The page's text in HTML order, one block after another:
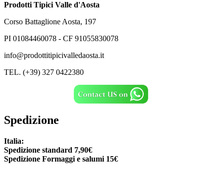
Prodotti Tipici Valle d'Aosta
Corso Battaglione Aosta, 197
PI 01084460078 - CF 91055830078
info@prodottitipicivalledaosta.it
TEL. (+39) 327 0422380
Spedizione
Italia:
Spedizione standard 7,90€
Spedizione Formaggi e salumi 15€